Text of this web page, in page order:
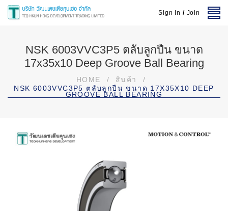
Sign In / Join
NSK 6003VVC3P5 ตลับลูกปืน ขนาด
17x35x10 Deep Groove Ball Bearing
HOME / สินค้า
/
NSK 6003VVC3P5 ตลับลูกปืน ขนาด 17X35X10 DEEP
GROOVE BALL BEARING